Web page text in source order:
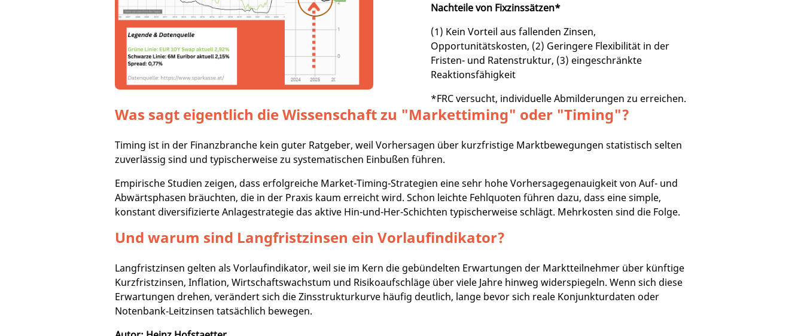
Nachteile von Fixzinssätzen*
(1) Kein Vorteil aus fallenden Zinsen,
Opportunitätskosten, (2) Geringere Flexibilität in der
Fristen- und Ratenstruktur, (3) eingeschränkte
Reaktionsfähigkeit
*FRC versucht, individuelle Abmilderungen zu erreichen.
Was sagt eigentlich die Wissenschaft zu "Markettiming" oder "Timing"?
Timing ist in der Finanzbranche kein guter Ratgeber, weil Vorhersagen über kurzfristige Marktbewegungen statistisch selten
zuverlässig sind und typischerweise zu systematischen Einbußen führen.​
Empirische Studien zeigen, dass erfolgreiche Market-Timing-Strategien eine sehr hohe Vorhersagegenauigkeit von Auf- und
Abwärtsphasen bräuchten, die in der Praxis kaum erreicht wird. Schon leichte Fehlquoten führen dazu, dass eine simple,
konstant diversifizierte Anlagestrategie das aktive Hin-und-Her-Schichten typischerweise schlägt.​ Mehrkosten sind die Folge.
Und warum sind Langfristzinsen ein Vorlaufindikator?
Langfristzinsen gelten als Vorlaufindikator, weil sie im Kern die gebündelten Erwartungen der Marktteilnehmer über künftige
Kurzfristzinsen, Inflation, Wirtschaftswachstum und Risikoaufschläge über viele Jahre hinweg widerspiegeln. Wenn sich diese
Erwartungen drehen, verändert sich die Zinsstrukturkurve häufig deutlich, lange bevor sich reale Konjunkturdaten oder
Notenbank‑Leitzinsen tatsächlich bewegen.